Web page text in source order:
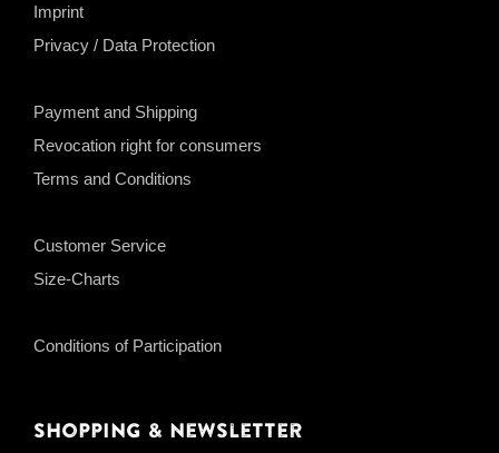
Imprint
Privacy / Data Protection
Payment and Shipping
Revocation right for consumers
Terms and Conditions
Customer Service
Size-Charts
Conditions of Participation
Shopping & Newsletter